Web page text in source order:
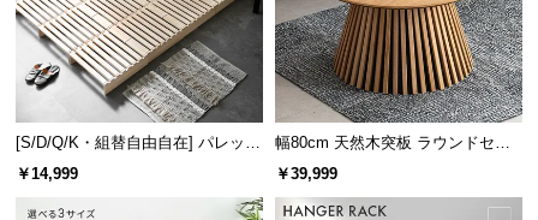
[S/D/Q/K・組替自由自在] パレット
ベッド 8/12/16枚セット
￥14,999
幅80cm 天然木突板 ラウンドセン
ターテーブル 美しい格子デザイン
￥39,999